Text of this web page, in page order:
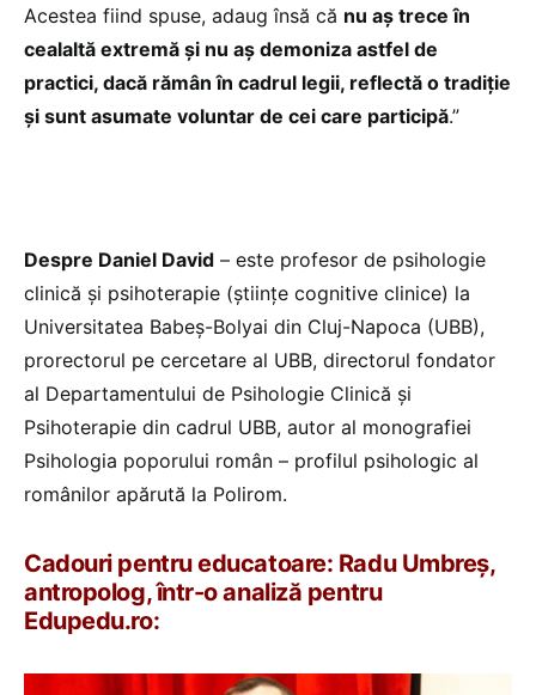
Acestea fiind spuse, adaug însă că nu aș trece în
cealaltă extremă și nu aș demoniza astfel de
practici, dacă rămân în cadrul legii, reflectă o tradiție
și sunt asumate voluntar de cei care participă.”
Despre Daniel David – este profesor de psihologie
clinică şi psihoterapie (ştiinţe cognitive clinice) la
Universitatea Babeş-Bolyai din Cluj-Napoca (UBB),
prorectorul pe cercetare al UBB, directorul fondator
al Departamentului de Psihologie Clinică şi
Psihoterapie din cadrul UBB, autor al monografiei
Psihologia poporului român – profilul psihologic al
românilor apărută la Polirom.
Cadouri pentru educatoare: Radu Umbreș,
antropolog, într-o analiză pentru
Edupedu.ro: